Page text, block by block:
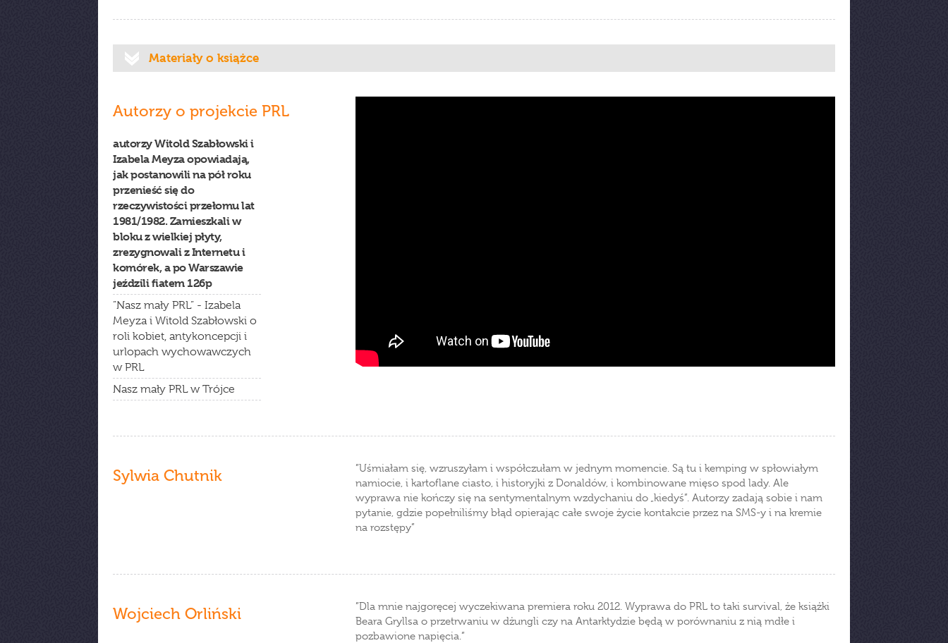
Materiały o książce
Autorzy o projekcie PRL
autorzy Witold Szabłowski i
Izabela Meyza opowiadają,
jak postanowili na pół roku
przenieść się do
rzeczywistości przełomu lat
1981/1982. Zamieszkali w
bloku z wielkiej płyty,
zrezygnowali z Internetu i
komórek, a po Warszawie
jeździli fiatem 126p
”Nasz mały PRL” - Izabela
Meyza i Witold Szabłowski o
roli kobiet, antykoncepcji i
urlopach wychowawczych
w PRL
Nasz mały PRL w Trójce
Sylwia Chutnik
”Uśmiałam się, wzruszyłam i współczułam w jednym momencie. Są tu i kemping w spłowiałym
namiocie, i kartoflane ciasto, i historyjki z Donaldów, i kombinowane mięso spod lady. Ale
wyprawa nie kończy się na sentymentalnym wzdychaniu do „kiedyś”. Autorzy zadają sobie i nam
pytanie, gdzie popełniliśmy błąd opierając całe swoje życie kontakcie przez na SMS-y i na kremie
na rozstępy”
Wojciech Orliński
”Dla mnie najgoręcej wyczekiwana premiera roku 2012. Wyprawa do PRL to taki survival, że książki
Beara Gryllsa o przetrwaniu w dżungli czy na Antarktydzie będą w porównaniu z nią mdłe i
pozbawione napięcia.”